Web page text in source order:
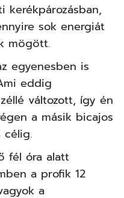
kerékpározásban,
sok energiát
mögött.
egyenesben is
eddig
változott, így én
a másik bicajos
célig.
fél óra alatt
a profik 12
a